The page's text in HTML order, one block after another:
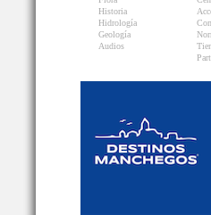
Historia
Hidrología
Geología
Audios